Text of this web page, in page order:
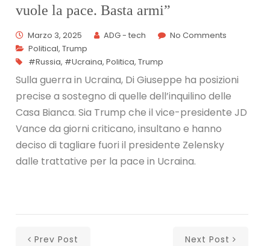
vuole la pace. Basta armi”
Marzo 3, 2025 ADG - tech
No Comments
Political,Trump
#Russia, #Ucraina,Politica,Trump
Sulla guerra in Ucraina, Di Giuseppe ha posizioni
precise a sostegno di quelle dell’inquilino delle
Casa Bianca. Sia Trump che il vice-presidente JD
Vance da giorni criticano, insultano e hanno
deciso di tagliare fuori il presidente Zelensky
dalle trattative per la pace in Ucraina.
Prev Post Next Post